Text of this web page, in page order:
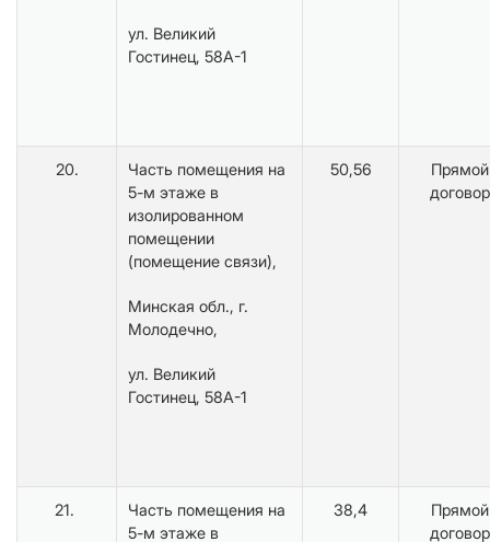
ул. Великий
Гостинец, 58А-1
20.
Часть помещения на
5-м этаже в
изолированном
помещении
(помещение связи),
Минская обл., г.
Молодечно,
ул. Великий
Гостинец, 58А-1
50,56
Прямой
договор
21.
Часть помещения на
5-м этаже в
38,4
Прямой
договор